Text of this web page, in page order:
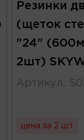
Резинки
(щеток
"24"
2шт)
Артикул :
цена за 2 шт